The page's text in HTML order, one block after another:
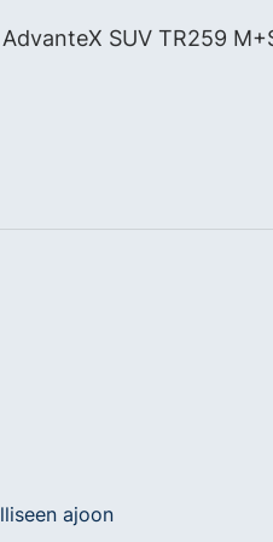
SUV TR259
ajoon